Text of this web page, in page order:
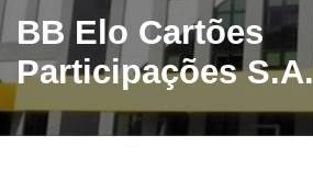
BB Elo Cartões
Participações S.A.